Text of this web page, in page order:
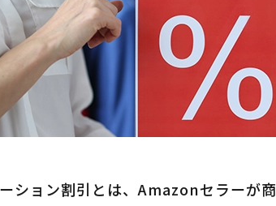
ション割引とは、Amazonセラーが